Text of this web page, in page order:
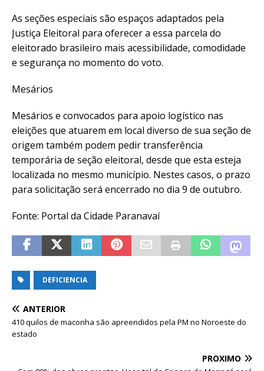
As seções especiais são espaços adaptados pela
Justiça Eleitoral para oferecer a essa parcela do
eleitorado brasileiro mais acessibilidade, comodidade
e segurança no momento do voto.
Mesários
Mesários e convocados para apoio logístico nas
eleições que atuarem em local diverso de sua seção de
origem também podem pedir transferência
temporária de seção eleitoral, desde que esta esteja
localizada no mesmo município. Nestes casos, o prazo
para solicitação será encerrado no dia 9 de outubro.
Fonte: Portal da Cidade Paranavaí
DEFICIENCIA
ANTERIOR
410 quilos de maconha são apreendidos pela PM no Noroeste do
estado
PRÓXIMO